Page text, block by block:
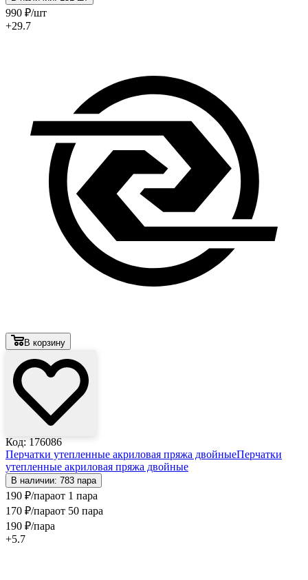
990 ₽/шт
+29.7
В корзину
Код: 176086
Перчатки утепленные акриловая пряжа двойныеПерчатки
утепленные акриловая пряжа двойные
В наличии: 783 пара
190 ₽/параот 1 пара
170 ₽/параот 50 пара
190 ₽/пара
+5.7